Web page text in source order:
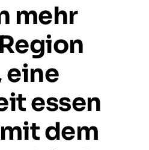
mehr
Region
eine
essen
mitdem